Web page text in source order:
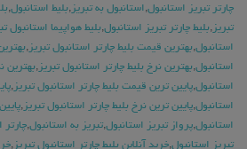
چارتر تبریز استانبول,استانبول به تبریز ,بلیط استانبول,
تبریز ,بلیط چارتر تبریز استانبول,بلیط هواپیما استانبول
استانبول,بهترین قیمت بلیط چارتر استانبول تبریز ,
استانبول,بهترین نرخ بلیط چارتر استانبول تبریز ,بهترین
استانبول,پایین ترین قیمت بلیط چارتر استانبول تبریز ,
استانبول,پایین ترین نرخ بلیط چارتر استانبول تبریز ,
استانبول,پرواز تبریز استانبول,تبریز به استانبول,چارتر
تبریز استانبول,خرید آنلاین بلیط چارتر استانبول تبریز ,